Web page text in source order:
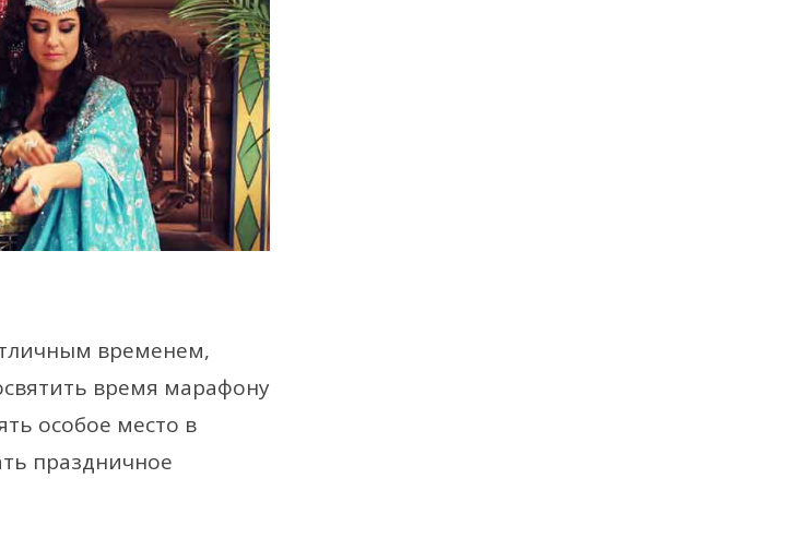
временем,
время марафону
особое место в
праздничное